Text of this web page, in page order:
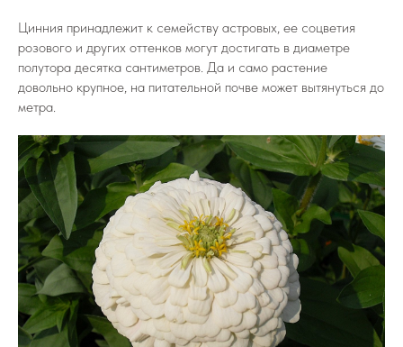
Цинния принадлежит к семейству астровых, ее соцветия
розового и других оттенков могут достигать в диаметре
полутора десятка сантиметров. Да и само растение
довольно крупное, на питательной почве может вытянуться до
метра.